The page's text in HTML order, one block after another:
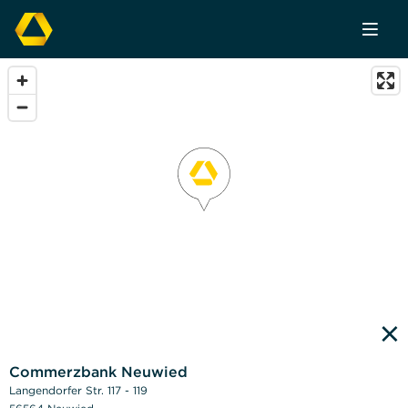
×
Commerzbank Neuwied
Langendorfer Str. 117 - 119